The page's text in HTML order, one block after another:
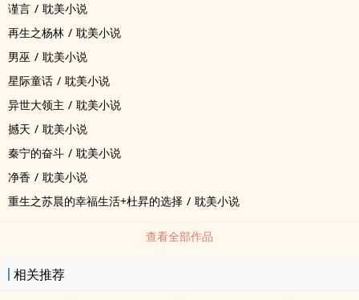
谨言 / 耽美小说
再生之杨林 / 耽美小说
男巫 / 耽美小说
星际童话 / 耽美小说
异世大领主 / 耽美小说
撼天 / 耽美小说
秦宁的奋斗 / 耽美小说
净香 / 耽美小说
重生之苏晨的幸福生活+杜昇的选择 / 耽美小说
查看全部作品
相关推荐